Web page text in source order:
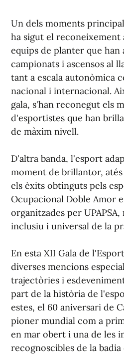
Un dels moments
ha sigut el reconeixement
equips de planter que han
campionats i ascensos al
tant a escala autonòmica
nacional i internacional.
gala, s'han reconegut els
d'esportistes que han
de màxim nivell.
D'altra banda, l'esport
moment de brillantor,
els èxits obtinguts pels
Ocupacional Doble Amor
organitzades per
inclusiu i universal de la
En esta XII Gala de
diverses mencions
trajectòries i
part de la història de
estes, el 60 aniversari de
pioner mundial com a
en mar obert i una de les
recognoscibles de la badia